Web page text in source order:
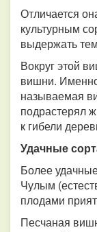
Отличается
культурным
выдержать
Вокруг этой
вишни.
называемая
подрастерял
к гибели
Удачные
Более
Чулым
плодами
Песчаная